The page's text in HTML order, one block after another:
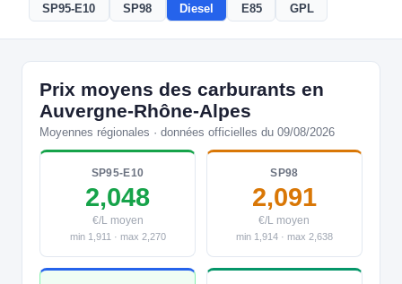
SP95-E10 SP98 Diesel E85 GPL
Prix moyens des carburants en
Auvergne-Rhône-Alpes
Moyennes régionales · données officielles du 09/08/2026
SP95-E10
2,048
€/L moyen
min 1,911 · max 2,270
SP98
2,091
€/L moyen
min 1,914 · max 2,638